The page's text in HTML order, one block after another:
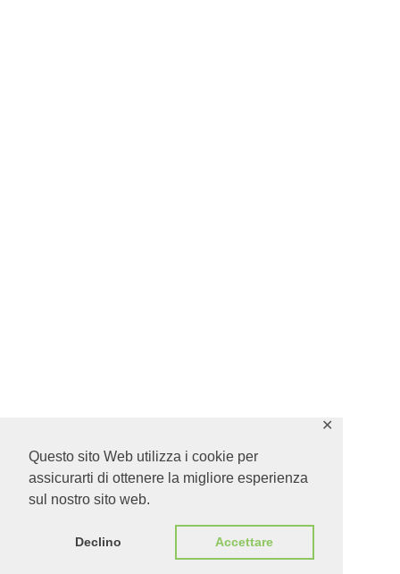
Questo sito Web utilizza i cookie per
assicurarti di ottenere la migliore esperienza
sul nostro sito web.
Declino Accettare
✕